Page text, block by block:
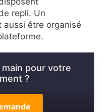
repli. Un
être organisé
pour votre
?